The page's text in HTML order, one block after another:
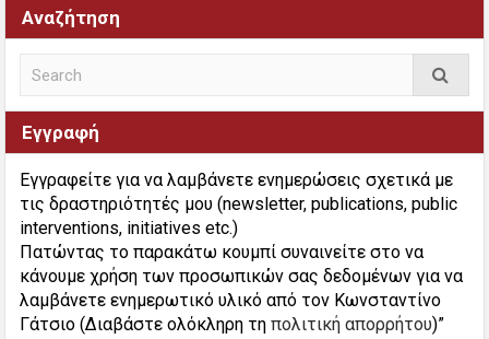
Αναζήτηση
Εγγραφή
Εγγραφείτε για να λαμβάνετε ενημερώσεις σχετικά με
τις δραστηριότητές μου (newsletter, publications, public
interventions, initiatives etc.)
Πατώντας το παρακάτω κουμπί συναινείτε στο να
κάνουμε χρήση των προσωπικών σας δεδομένων για να
λαμβάνετε ενημερωτικό υλικό από τον Κωνσταντίνο
Γάτσιο (Διαβάστε ολόκληρη τηπολιτική απορρήτου)”